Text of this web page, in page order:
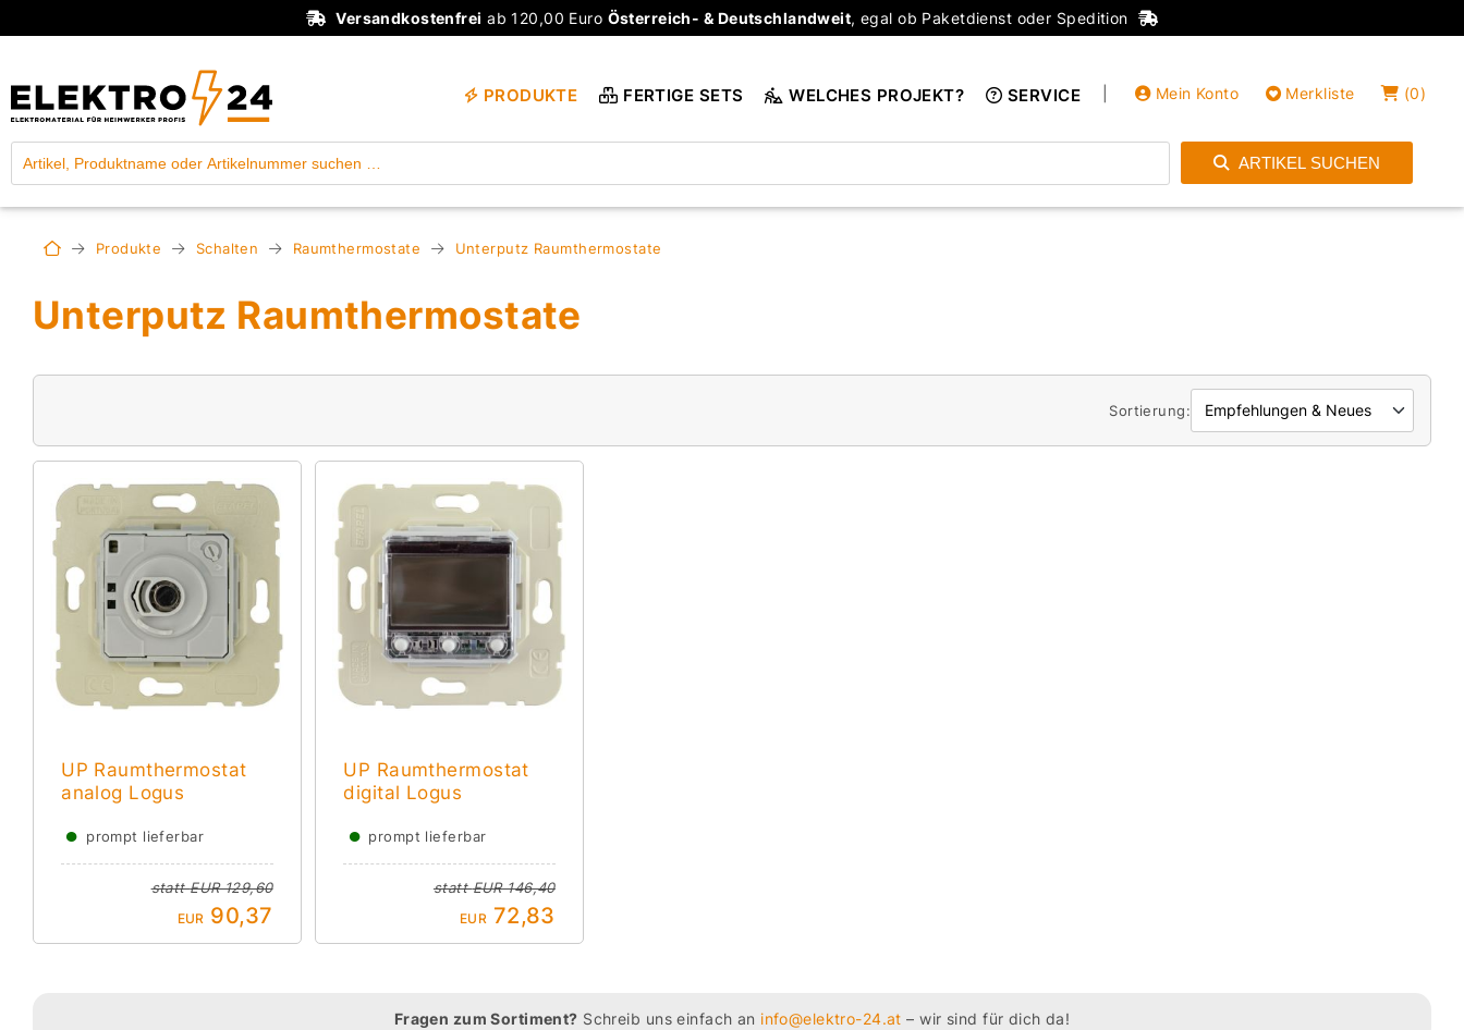
Versandkostenfrei ab 120,00 Euro Österreich- & Deutschlandweit, egal ob Paketdienst oder Spedition
Mein Konto
Einloggen
Merkliste (0)
PRODUKTE FERTIGE SETS WELCHES PROJEKT? SERVICE
ARTIKEL SUCHEN
Produkte Schalten Raumthermostate Unterputz Raumthermostate
Unterputz Raumthermostate
Sortierung:
UP Raumthermostat
analog Logus
● prompt lieferbar
stattEUR 129,60
EUR 90,37
UP Raumthermostat
digital Logus
● prompt lieferbar
stattEUR 146,40
EUR 72,83
Fragen zum Sortiment? Schreib uns einfach an info@elektro-24.at – wir sind für dich da!